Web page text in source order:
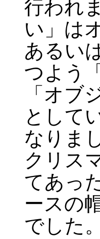
行われ
い」は
あるい
つよう
「オブ
として
なりま
クリス
てあっ
ースの
でした。